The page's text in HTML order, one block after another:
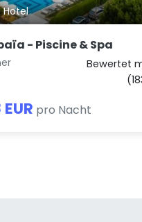
Hotel
- Piscine & Spa
Bewertet
pro Nacht